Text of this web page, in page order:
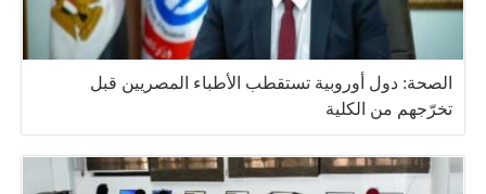
الصحة: دول أوروبية تستقطب الأطباء المصريين قبل
تخرّجهم من الكلية